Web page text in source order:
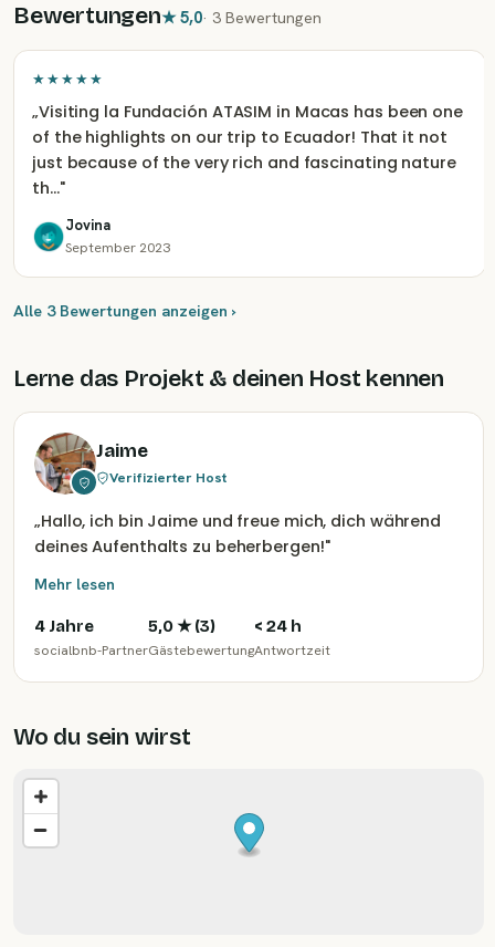
Bewertungen★5,0· 3 Bewertungen
★★★★★
„Visiting la Fundación ATASIM in Macas has been one
of the highlights on our trip to Ecuador! That it not
just because of the very rich and fascinating nature
th…"
Jovina
September 2023
Alle 3 Bewertungen anzeigen ›
Lerne das Projekt & deinen Host kennen
Jaime
Verifizierter Host
„Hallo, ich bin Jaime und freue mich, dich während
deines Aufenthalts zu beherbergen!"
Mehr lesen
4 Jahre
socialbnb-Partner
5,0★ (3)
Gästebewertung
< 24 h
Antwortzeit
Wo du sein wirst